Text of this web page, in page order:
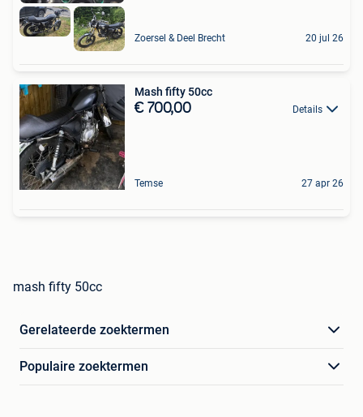
Zoersel & Deel Brecht 20 jul 26
Mash fifty 50cc
€ 700,00 Details
Temse 27 apr 26
mash fifty 50cc
Gerelateerde zoektermen
Populaire zoektermen